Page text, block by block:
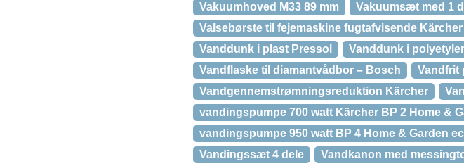
Vakuumhoved M33 89 mm
Vakuumsæt med 1
Valsebørste til fejemaskine fugtafvisende Kärcher
Vanddunk i plast Pressol
Vanddunk i
Vandflaske til diamantvådbor – Bosch
Vandfrit
Vandgennemstrømningsreduktion Kärcher
vandingspumpe 700 watt Kärcher BP 2 Home &
vandingspumpe 950 watt BP 4 Home & Garden
Vandingssæt 4 dele
Vandkanon med